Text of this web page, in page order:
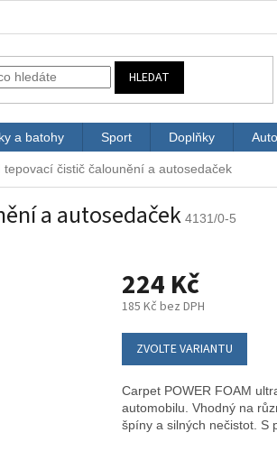
HLEDAT
a batohy Sport Doplňky
tepovací čistič čalounění a autosedaček
a autosedaček 4131/0-5
224 Kč
185 Kč bez DPH
Měrná
cena:
ZVOLTE VARIANTU
Carpet POWER FOAM
automobilu. Vhodný na
špíny a silných nečistot. S